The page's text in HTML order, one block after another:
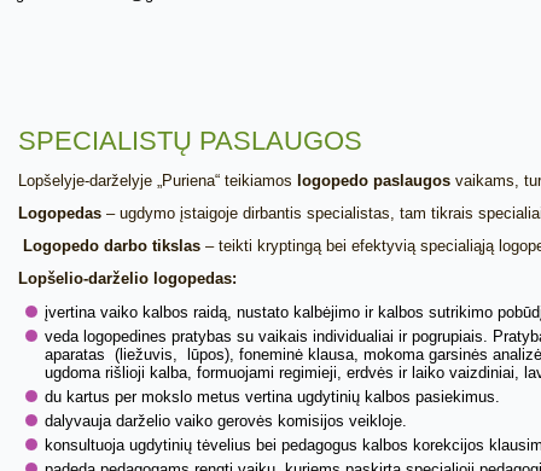
SPECIALISTŲ PASLAUGOS
Lopšelyje-darželyje „Puriena“ teikiamos logopedo paslaugos vaikams,
Logopedas – ugdymo įstaigoje dirbantis specialistas, tam tikrais
Logopedo darbo tikslas – teikti kryptingą bei efektyvią specialiąją
Lopšelio-darželio logopedas:
įvertina vaiko kalbos raidą, nustato kalbėjimo ir kalbos sutrikimo
veda logopedines pratybas su vaikais individualiai ir pogrupiais.
aparatas (liežuvis, lūpos), foneminė klausa, mokoma garsinės
ugdoma rišlioji kalba, formuojami regimieji, erdvės ir laiko vaizdiniai,
du kartus per mokslo metus vertina ugdytinių kalbos pasiekimus.
dalyvauja darželio vaiko gerovės komisijos veikloje.
konsultuoja ugdytinių tėvelius bei pedagogus kalbos korekcijos